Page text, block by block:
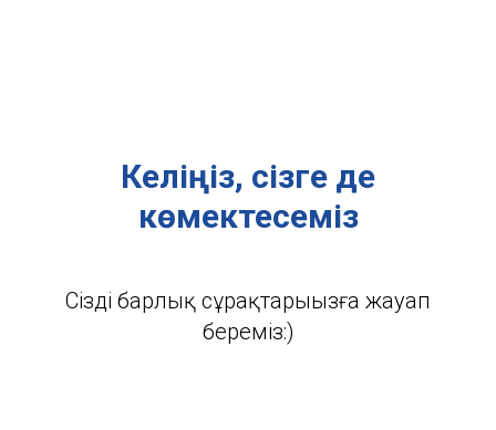
Келіңіз, сізге де
көмектесеміз
Сіздің барлық сұрақтарыңызға жауап
береміз:)